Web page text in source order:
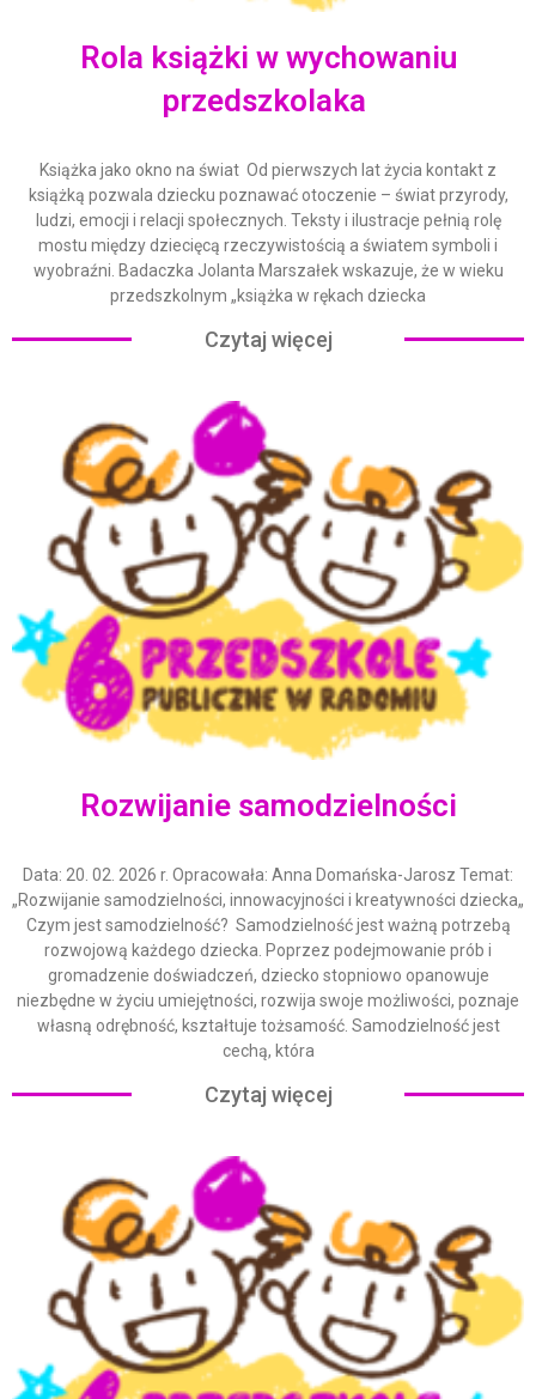
Rola książki w wychowaniu
przedszkolaka
Książka jako okno na świat Od pierwszych lat życia kontakt z
książką pozwala dziecku poznawać otoczenie – świat przyrody,
ludzi, emocji i relacji społecznych. Teksty i ilustracje pełnią rolę
mostu między dziecięcą rzeczywistością a światem symboli i
wyobraźni. Badaczka Jolanta Marszałek wskazuje, że w wieku
przedszkolnym „książka w rękach dziecka
Czytaj więcej
Rozwijanie samodzielności
Data: 20. 02. 2026 r. Opracowała: Anna Domańska-Jarosz Temat:
„Rozwijanie samodzielności, innowacyjności i kreatywności dziecka„
Czym jest samodzielność? Samodzielność jest ważną potrzebą
rozwojową każdego dziecka. Poprzez podejmowanie prób i
gromadzenie doświadczeń, dziecko stopniowo opanowuje
niezbędne w życiu umiejętności, rozwija swoje możliwości, poznaje
własną odrębność, kształtuje tożsamość. Samodzielność jest
cechą, która
Czytaj więcej